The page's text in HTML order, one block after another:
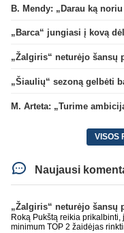
„Barca“ jungiasi į kovą
„Žalgiris“ neturėjo šansų
„Šiaulių“ sezoną gelbėti
M. Arteta: „Turime
VISOS
Naujausi
„Žalgiris“ neturėjo šansų
Roką Pukštą reikia
minimum TOP 2 žaidėjas